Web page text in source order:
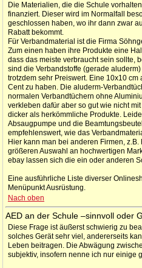
Die Materialien, die die Schule
finanziert. Dieser wird im Normalfall
geschlossen haben, wo ihr dann zwar
Rabatt bekommt.
Für Verbandmaterial ist die Firma
Zum einen haben ihre Produkte eine
dass das meiste verbraucht sein sollte,
sind die Verbandstoffe (gerade
trotzdem sehr Preiswert. Eine 10x10
Cent zu haben. Die aluderm-
normalen Verbandtüchern ohne
verkleben dafür aber so gut wie nicht
dicker als herkömmliche Produkte.
Absaugpumpe und die
empfehlenswert, wie das
Hier kann man bei anderen Firmen,
größeren Auswahl an hochwertigen
ebay lassen sich die ein oder anderen
Eine ausführliche Liste diverser
Menüpunkt Ausrüstung.
Nach oben
AED an der Schule –sinnvoll oder
Diese Frage ist äußerst schwierig zu
solches Gerät sehr viel, andererseits
Leben beitragen. Die Abwägung
subjektiv, insofern nenne ich nur einige